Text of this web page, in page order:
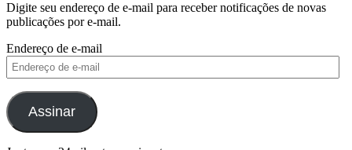
Digite seu endereço de e-mail para receber notificações de novas
publicações por e-mail.
Endereço de e-mail
Assinar